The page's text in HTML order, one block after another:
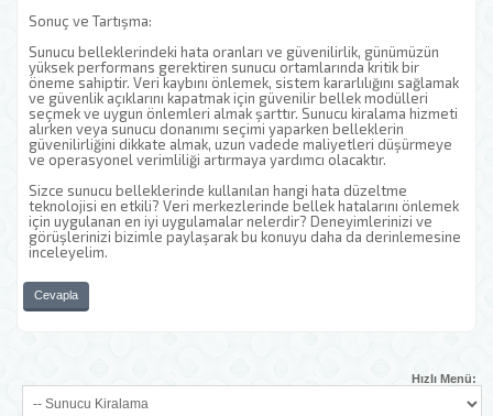
Sonuç ve Tartışma:
Sunucu belleklerindeki hata oranları ve güvenilirlik, günümüzün
yüksek performans gerektiren sunucu ortamlarında kritik bir
öneme sahiptir. Veri kaybını önlemek, sistem kararlılığını sağlamak
ve güvenlik açıklarını kapatmak için güvenilir bellek modülleri
seçmek ve uygun önlemleri almak şarttır. Sunucu kiralama hizmeti
alırken veya sunucu donanımı seçimi yaparken belleklerin
güvenilirliğini dikkate almak, uzun vadede maliyetleri düşürmeye
ve operasyonel verimliliği artırmaya yardımcı olacaktır.
Sizce sunucu belleklerinde kullanılan hangi hata düzeltme
teknolojisi en etkili? Veri merkezlerinde bellek hatalarını önlemek
için uygulanan en iyi uygulamalar nelerdir? Deneyimlerinizi ve
görüşlerinizi bizimle paylaşarak bu konuyu daha da derinlemesine
inceleyelim.
Cevapla
Hızlı Menü: